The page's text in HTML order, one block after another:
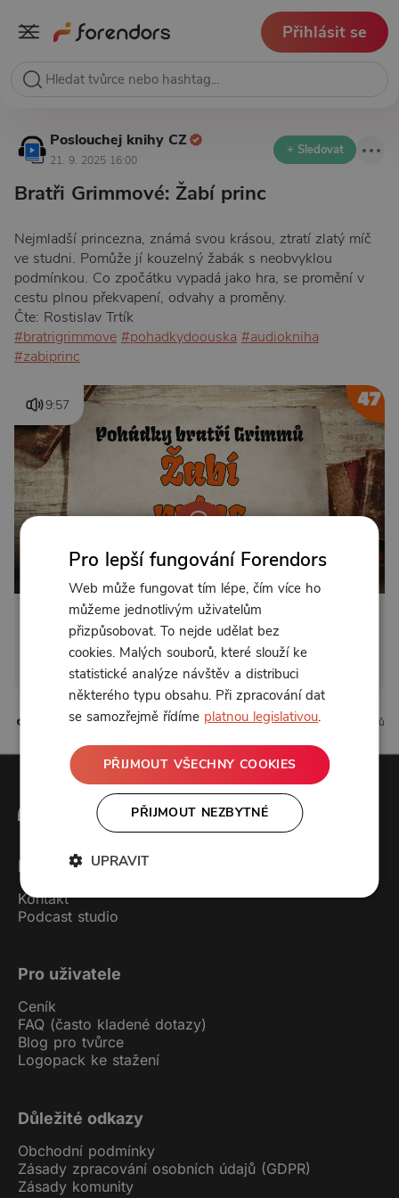
Přihlásit se
Poslouchej knihy CZ
21. 9. 2025 16:00
+ Sledovat
Bratři Grimmové: Žabí princ
Nejmladší princezna, známá svou krásou, ztratí zlatý míč
ve studni. Pomůže jí kouzelný žabák s neobvyklou
podmínkou. Co zpočátku vypadá jako hra, se promění v
cestu plnou překvapení, odvahy a proměny.
Čte: Rostislav Trtík
#bratrigrimmove #pohadkydoouska #audiokniha
#zabiprinc
9:57
Od 89 Kč měsíčně nebo 39 Kč jednorázově
Zřídit předplatné
Koupit příspěvek
0 líbí 0 komentářů
Forendors
Kontakt
Podcast studio
Pro uživatele
Ceník
FAQ (často kladené dotazy)
Blog pro tvůrce
Logopack ke stažení
Důležité odkazy
Obchodní podmínky
Zásady zpracování osobních údajů (GDPR)
Zásady komunity
Pro lepší fungování Forendors
Web může fungovat tím lépe, čím více ho
můžeme jednotlivým uživatelům
přizpůsobovat. To nejde udělat bez
cookies. Malých souborů, které slouží ke
statistické analýze návštěv a distribuci
některého typu obsahu. Při zpracování dat
se samozřejmě řídíme platnou legislativou.
PŘIJMOUT VŠECHNY COOKIES
PŘIJMOUT NEZBYTNÉ
UPRAVIT